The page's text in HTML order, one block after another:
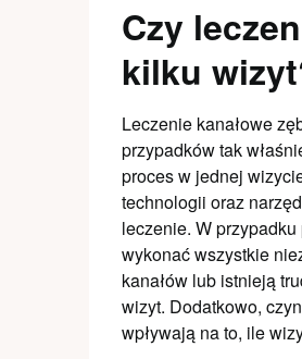
Czy
kilku
Leczenie kanałowe
przypadków tak
proces w jednej
technologii oraz
leczenie. W
wykonać wszystkie
kanałów lub istnieją
wizyt. Dodatkowo,
wpływają na to, ile